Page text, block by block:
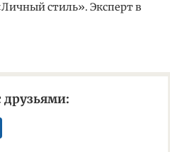
стиль». Эксперт в
друзьями: